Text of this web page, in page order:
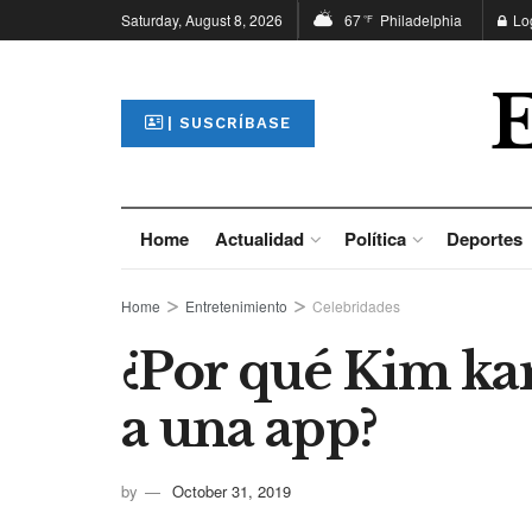
Saturday, August 8, 2026 67°F Philadelphia
| SUSCRÍBASE
Home Actualidad Política Deportes
Home Entretenimiento Celebridades
¿Por qué Kim
a una app?
by October 31, 2019